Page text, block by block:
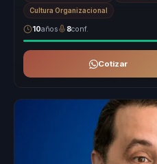
Cultura Organizacional
10años 8conf.
Cotizar